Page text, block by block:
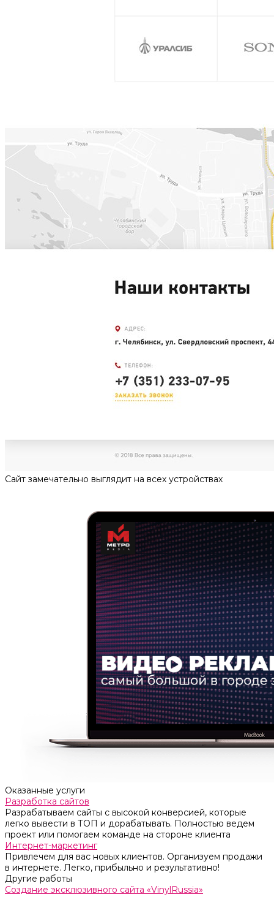
Сайт замечательно выглядит на всех устройствах
Оказанные услуги
Разработка сайтов
Разрабатываем сайты с высокой конверсией, которые
легко вывести в ТОП и дорабатывать. Полностью ведем
проект или помогаем команде на стороне клиента
Интернет-маркетинг
Привлечем для вас новых клиентов. Организуем продажи
в интернете. Легко, прибыльно и результативно!
Другие работы
Создание эксклюзивного сайта «VinylRussia»